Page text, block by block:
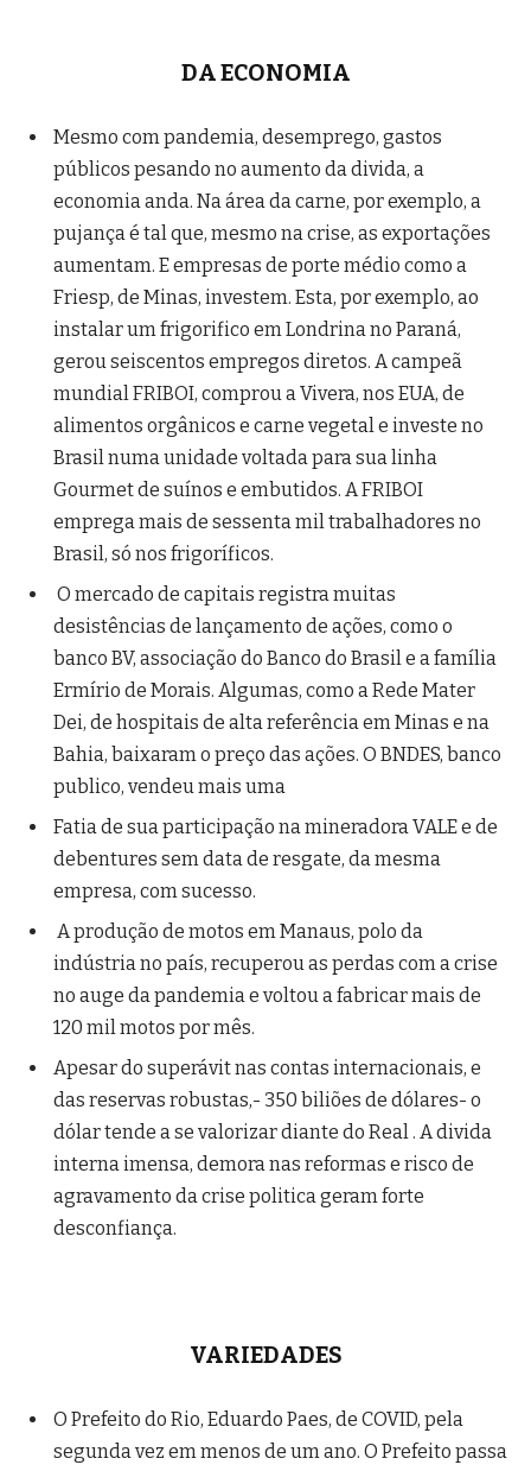
DA ECONOMIA
Mesmo com pandemia, desemprego, gastos
públicos pesando no aumento da divida, a
economia anda. Na área da carne, por exemplo, a
pujança é tal que, mesmo na crise, as exportações
aumentam. E empresas de porte médio como a
Friesp, de Minas, investem. Esta, por exemplo, ao
instalar um frigorifico em Londrina no Paraná,
gerou seiscentos empregos diretos. A campeã
mundial FRIBOI, comprou a Vivera, nos EUA, de
alimentos orgânicos e carne vegetal e investe no
Brasil numa unidade voltada para sua linha
Gourmet de suínos e embutidos. A FRIBOI
emprega mais de sessenta mil trabalhadores no
Brasil, só nos frigoríficos.
O mercado de capitais registra muitas
desistências de lançamento de ações, como o
banco BV, associação do Banco do Brasil e a família
Ermírio de Morais. Algumas, como a Rede Mater
Dei, de hospitais de alta referência em Minas e na
Bahia, baixaram o preço das ações. O BNDES, banco
publico, vendeu mais uma
Fatia de sua participação na mineradora VALE e de
debentures sem data de resgate, da mesma
empresa, com sucesso.
A produção de motos em Manaus, polo da
indústria no país, recuperou as perdas com a crise
no auge da pandemia e voltou a fabricar mais de
120 mil motos por mês.
Apesar do superávit nas contas internacionais, e
das reservas robustas,- 350 biliões de dólares- o
dólar tende a se valorizar diante do Real . A divida
interna imensa, demora nas reformas e risco de
agravamento da crise politica geram forte
desconfiança.
VARIEDADES
O Prefeito do Rio, Eduardo Paes, de COVID, pela
segunda vez em menos de um ano. O Prefeito passa